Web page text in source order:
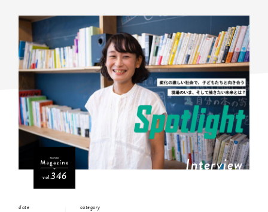
vol.346
Interview
date category